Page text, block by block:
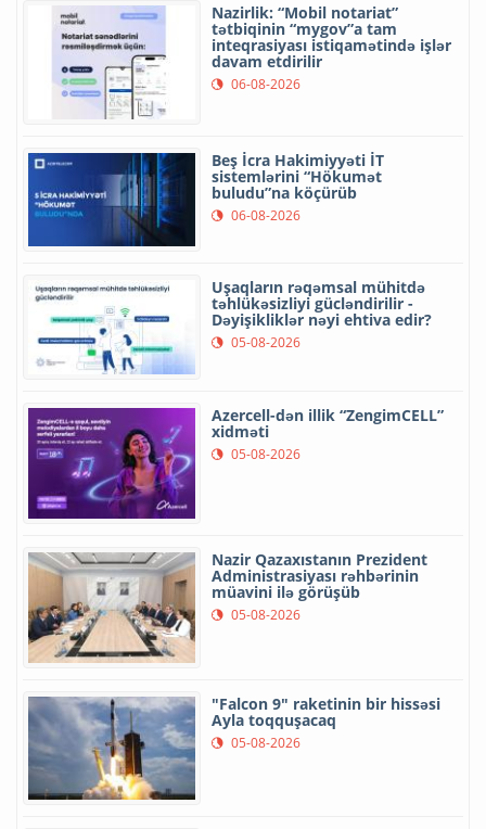
Nazirlik: “Mobil notariat”
tətbiqinin “mygov”a tam
inteqrasiyası istiqamətində işlər
davam etdirilir
06-08-2026
Beş İcra Hakimiyyəti İT
sistemlərini “Hökumət
buludu”na köçürüb
06-08-2026
Uşaqların rəqəmsal mühitdə
təhlükəsizliyi gücləndirilir -
Dəyişikliklər nəyi ehtiva edir?
05-08-2026
Azercell-dən illik “ZengimCELL”
xidməti
05-08-2026
Nazir Qazaxıstanın Prezident
Administrasiyası rəhbərinin
müavini ilə görüşüb
05-08-2026
"Falcon 9" raketinin bir hissəsi
Ayla toqquşacaq
05-08-2026